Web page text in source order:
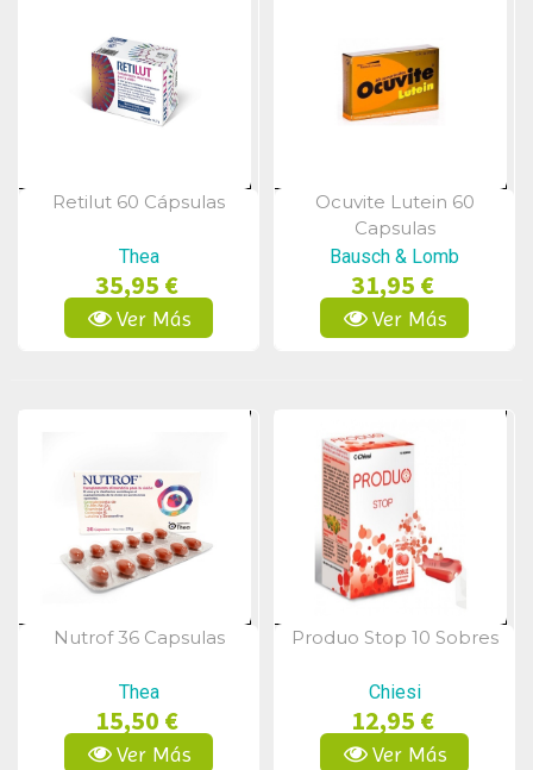
Vista Rápida
Retilut 60 Cápsulas
Thea
35,95 €
Ver Más
Vista Rápida
Ocuvite Lutein 60
Capsulas
Bausch & Lomb
31,95 €
Ver Más
Vista Rápida
Nutrof 36 Capsulas
Thea
15,50 €
Ver Más
Vista Rápida
Produo Stop 10 Sobres
Chiesi
12,95 €
Ver Más